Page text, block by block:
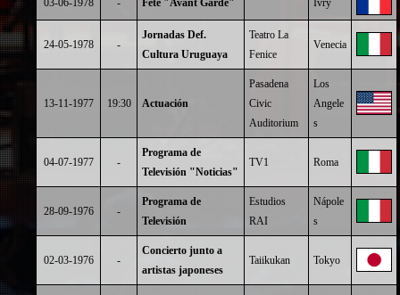
03-06-1978 - Fete "Avant Garde" Ivry
24-05-1978 -
Jornadas Def.
Cultura Uruguaya
Teatro La
Fenice
Venecia
13-11-1977 19:30 Actuación
Pasadena
Civic
Auditorium
Los
Angele
s
04-07-1977 -
Programa de
Televisión "Noticias"
TV1 Roma
28-09-1976 -
Programa de
Televisión
Estudios
RAI
Nápole
s
02-03-1976 -
Concierto junto a
artistas japoneses
Taiikukan Tokyo